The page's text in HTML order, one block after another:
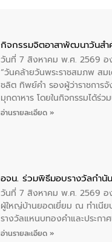
กิจกรรมจิตอาสาพัฒนาวันสํ
วันที่ 7 สิงหาคม พ.ศ. 2569 อง
“วันคล้ายวันพระราชสมภพ สม
ชลิต ทิพย์คำ รองผู้ว่าราชการจั
มุกดาหาร โดยในกิจกรรมได้ร่
พระบรมราชินีนาถ พระบรมร
อ่านรายละเอียด »
อจน. ร่วมพิธีมอบรางวัลกำ
วันที่ 7 สิงหาคม พ.ศ. 2569 อ
ผู้ใหญ่บ้านยอดเยี่ยม ณ ทำเนีย
รางวัลแหนบทองคำและประก
อ่านรายละเอียด »